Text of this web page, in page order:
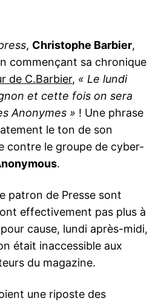
, Christophe Barbier,
commençant sa chronique
de C.Barbier, « Le lundi
et cette fois on sera
Anonymes » ! Une phrase
le ton de son
contre le groupe de cyber-
.
patron de Presse sont
effectivement pas plus à
cause, lundi après-midi,
était inaccessible aux
du magazine.
une riposte des